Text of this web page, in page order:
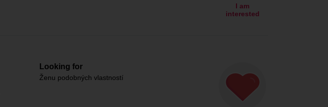
I am
interested
Looking for
Ženu podobných vlastností